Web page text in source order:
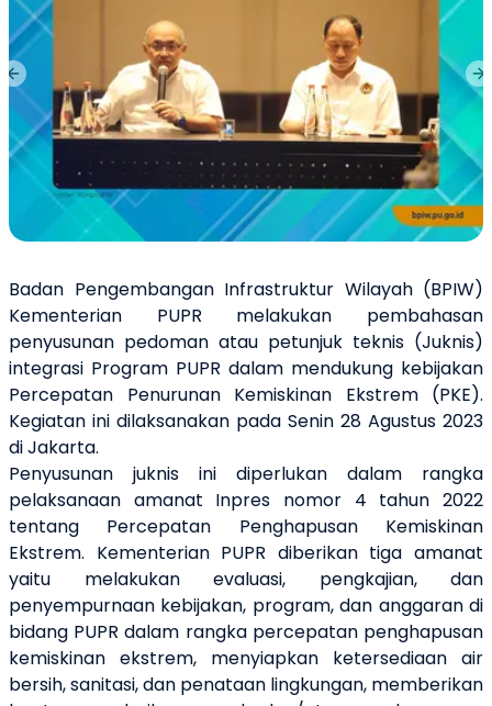
Previous slide
Badan Pengembangan Infrastruktur Wilayah (BPIW)
Kementerian PUPR melakukan pembahasan
penyusunan pedoman atau petunjuk teknis (Juknis)
integrasi Program PUPR dalam mendukung kebijakan
Percepatan Penurunan Kemiskinan Ekstrem (PKE).
Kegiatan ini dilaksanakan pada Senin 28 Agustus 2023
di Jakarta.
Penyusunan juknis ini diperlukan dalam rangka
pelaksanaan amanat Inpres nomor 4 tahun 2022
tentang Percepatan Penghapusan Kemiskinan
Ekstrem. Kementerian PUPR diberikan tiga amanat
yaitu melakukan evaluasi, pengkajian, dan
penyempurnaan kebijakan, program, dan anggaran di
bidang PUPR dalam rangka percepatan penghapusan
kemiskinan ekstrem, menyiapkan ketersediaan air
bersih, sanitasi, dan penataan lingkungan, memberikan